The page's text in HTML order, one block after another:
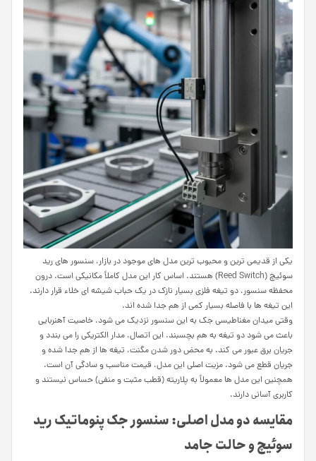
یکی از قدیمی ترین و محبوب ترین مدل های موجود در بازار، سنسور های رید
سوئیچ (Reed Switch) هستند. اساس کار این مدل کاملاً مکانیکی است. درون
محفظه سنسور، دو تیغه فلزی بسیار نازک در یک حباب شیشه ای خلاء قرار دارند.
این تیغه ها با فاصله بسیار کمی از هم جدا شده اند.
وقتی میدان مغناطیسی جک به این سنسور نزدیک می شود، خاصیت آهنربایی
باعث می شود دو تیغه به هم بچسبند. این اتصال، مدار الکتریکی را می بندد و
جریان برق عبور می کند. به محض دور شدن مگنت، تیغه ها از هم جدا شده و
جریان قطع می شود. مزیت اصلی این مدل، قیمت مناسب و سادگی آن است.
همچنین این مدل ها معمولاً به پلاریته (قطب مثبت و منفی) حساس نیستند و
کاربری آسانی دارند.
مقایسه دو مدل اصلی: سنسور جک پنوماتیک رید
سوئیچ و حالت جامد